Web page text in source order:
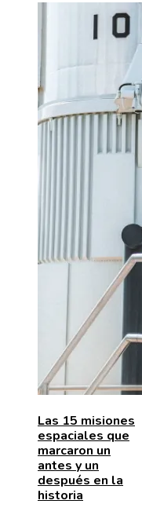
Las 15 misiones
espaciales que
marcaron un
antes y un
después en la
historia